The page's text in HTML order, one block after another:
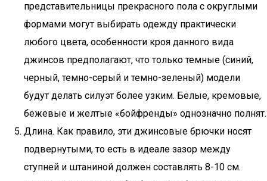
представительницы прекрасного пола с округлыми
формами могут выбирать одежду практически
любого цвета, особенности кроя данного вида
джинсов предполагают, что только темные (синий,
черный, темно-серый и темно-зеленый) модели
будут делать силуэт более узким. Белые, кремовые,
бежевые и желтые «бойфренды» однозначно полнят.
Длина. Как правило, эти джинсовые брючки носят
подвернутыми, то есть в идеале зазор между
ступней и штаниной должен составлять 8-10 см.